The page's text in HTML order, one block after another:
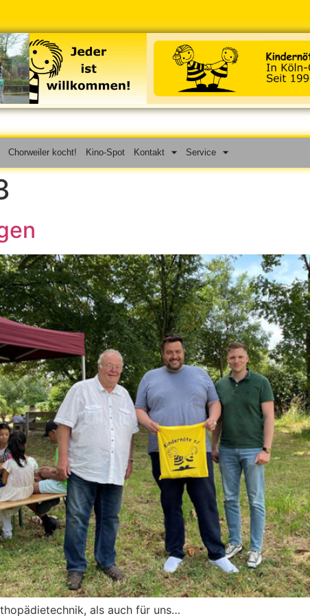
Chorweiler kocht! Kino-Spot Kontakt Service
als auch für uns…